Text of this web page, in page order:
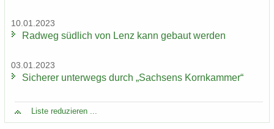
10.01.2023
Rad­weg süd­lich von Lenz kann ge­baut wer­den
03.01.2023
Si­che­rer un­ter­wegs durch „Sach­sens Korn­kam­mer“
Liste re­du­zie­ren ...